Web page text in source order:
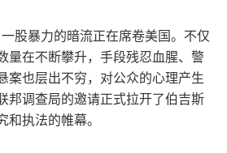
股暴力的暗流正在席卷美国。不仅
量在不断攀升，手段残忍血腥、警
案也层出不穷，对公众的心理产生
邦调查局的邀请正式拉开了伯吉斯
执法的帷幕。